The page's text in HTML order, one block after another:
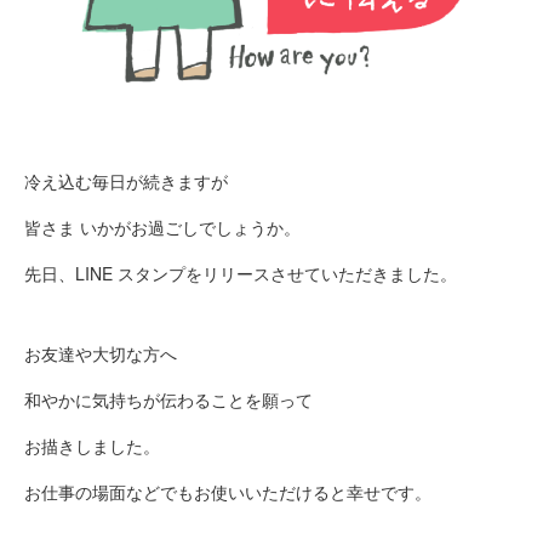
冷え込む毎日が続きますが
皆さま いかがお過ごしでしょうか。
先日、LINE スタンプをリリースさせていただきました。
お友達や大切な方へ
和やかに気持ちが伝わることを願って
お描きしました。
お仕事の場面などでもお使いいただけると幸せです。